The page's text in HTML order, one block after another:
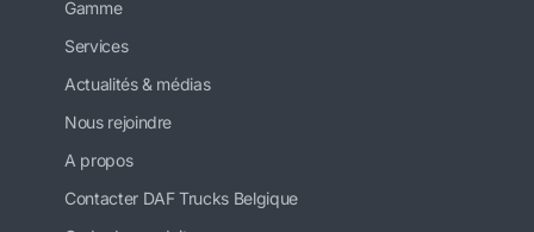
Gamme
Services
Actualités & médias
Nous rejoindre
A propos
Contacter DAF Trucks Belgique